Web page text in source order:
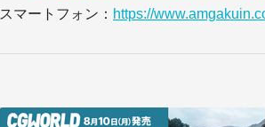
スマートフォン： https://